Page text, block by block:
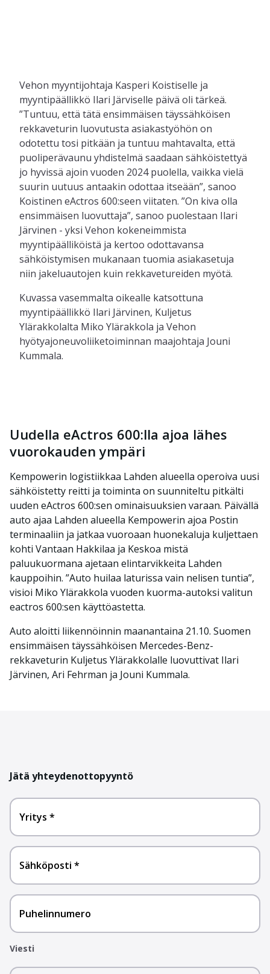
Vehon myyntijohtaja Kasperi Koistiselle ja
myyntipäällikkö Ilari Järviselle päivä oli tärkeä.
”Tuntuu, että tätä ensimmäisen täyssähköisen
rekkaveturin luovutusta asiakastyöhön on
odotettu tosi pitkään ja tuntuu mahtavalta, että
puoliperävaunu yhdistelmä saadaan sähköistettyä
jo hyvissä ajoin vuoden 2024 puolella, vaikka vielä
suurin uutuus antaakin odottaa itseään”, sanoo
Koistinen eActros 600:seen viitaten. ”On kiva olla
ensimmäisen luovuttaja”, sanoo puolestaan Ilari
Järvinen - yksi Vehon kokeneimmista
myyntipäälliköistä ja kertoo odottavansa
sähköistymisen mukanaan tuomia asiakasetuja
niin jakeluautojen kuin rekkavetureiden myötä.
Kuvassa vasemmalta oikealle katsottuna
myyntipäällikkö Ilari Järvinen, Kuljetus
Ylärakkolalta Miko Ylärakkola ja Vehon
hyötyajoneuvoliiketoiminnan maajohtaja Jouni
Kummala.
Uudella eActros 600:lla ajoa lähes
vuorokauden ympäri
Kempowerin logistiikkaa Lahden alueella operoiva uusi
sähköistetty reitti ja toiminta on suunniteltu pitkälti
uuden eActros 600:sen ominaisuuksien varaan. Päivällä
auto ajaa Lahden alueella Kempowerin ajoa Postin
terminaaliin ja jatkaa vuoroaan huonekaluja kuljettaen
kohti Vantaan Hakkilaa ja Keskoa mistä
paluukuormana ajetaan elintarvikkeita Lahden
kauppoihin. ”Auto huilaa laturissa vain nelisen tuntia”,
visioi Miko Ylärakkola vuoden kuorma-autoksi valitun
eactros 600:sen käyttöastetta.
Auto aloitti liikennöinnin maanantaina 21.10. Suomen
ensimmäisen täyssähköisen Mercedes-Benz-
rekkaveturin Kuljetus Ylärakkolalle luovuttivat Ilari
Järvinen, Ari Fehrman ja Jouni Kummala.
Jätä yhteydenottopyyntö
Yritys
Sähköposti
Puhelinnumero
Viesti